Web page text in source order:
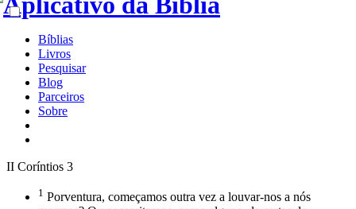
Bíblias
Livros
Pesquisar
Blog
Parceiros
Sobre
II Coríntios 3
1 Porventura, começamos outra vez a louvar-nos a nós